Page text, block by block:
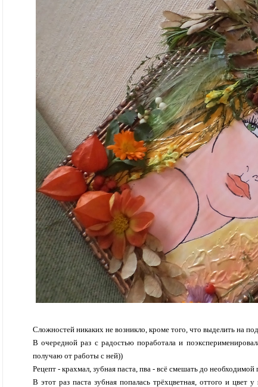
Сложностей никаких не возникло, кроме того, что выделить на
В очередной раз с радостью поработала и
получаю от работы с ней))
Рецепт - крахмал, зубная паста, пва - всё смешать до необходимой
В этот раз паста зубная попалась трёхцветная, оттого и